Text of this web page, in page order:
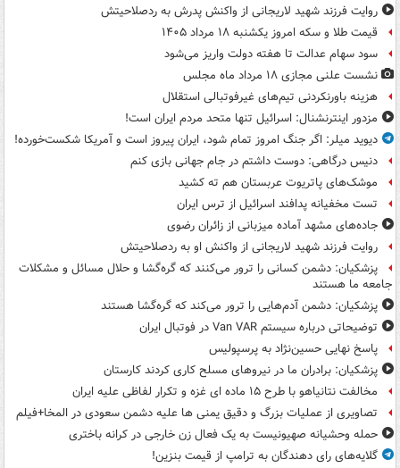
روایت فرزند شهید لاریجانی از واکنش پدرش به ردصلاحیتش
قیمت طلا و سکه امروز یکشنبه ۱۸ مرداد ۱۴۰۵
سود سهام عدالت تا هفته دولت واریز می‌شود
نشست علنی مجازی ۱۸ مرداد ماه مجلس
هزینه باورنکردنی تیم‌های غیرفوتبالی استقلال
مزدور اینترنشنال: اسرائیل تنها متحد مردم ایران است!
دیوید میلر: اگر جنگ امروز تمام شود، ایران پیروز است و آمریکا شکست‌خورده!
دنیس درگاهی: دوست داشتم در جام جهانی بازی کنم
موشک‌های پاتریوت عربستان هم ته‌ کشید
تست مخفیانه پدافند اسرائیل از ترس ایران
جاده‌های مشهد آماده میزبانی از زائران رضوی
روایت فرزند شهید لاریجانی از واکنش او به ردصلاحیتش
پزشکیان: دشمن کسانی را ترور می‌کنند که گره‌گشا و حلال مسائل و مشکلات
جامعه ما هستند
پزشکیان: دشمن آدم‌هایی را ترور می‌کند که گره‌گشا هستند
توضیحاتی درباره سیستم Van VAR در فوتبال ایران
پاسخ نهایی حسین‌نژاد به پرسپولیس
پزشکیان: برادران ما در نیروهای مسلح کاری کردند کارستان
مخالفت نتانیاهو با طرح ۱۵ ماده ای غزه و تکرار لفاظی علیه ایران
تصاویری از عملیات بزرگ و دقیق یمنی ها علیه دشمن سعودی در المخا+فیلم
حمله وحشیانه صهیونیست به یک فعال زن خارجی در کرانه باختری
گلایه‌های رای دهندگان به ترامپ از قیمت بنزین!